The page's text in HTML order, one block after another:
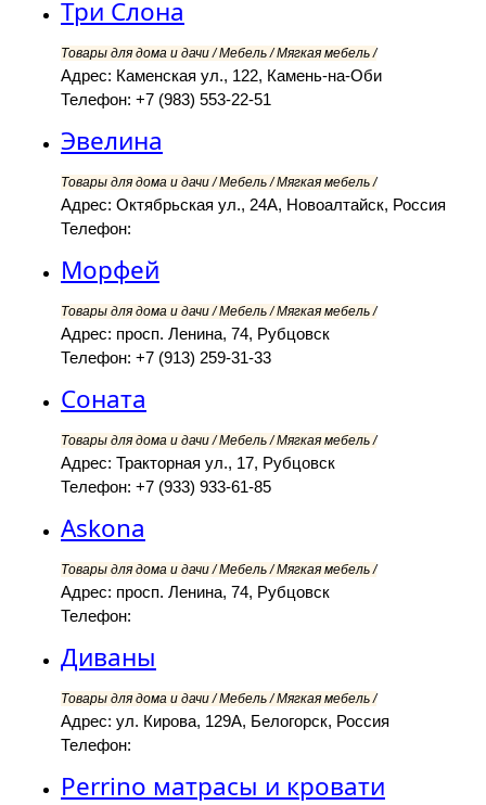
Три Слона
Товары для дома и дачи / Мебель / Мягкая мебель /
Адрес: Каменская ул., 122, Камень-на-Оби
Телефон: +7 (983) 553-22-51
Эвелина
Товары для дома и дачи / Мебель / Мягкая мебель /
Адрес: Октябрьская ул., 24А, Новоалтайск, Россия
Телефон:
Морфей
Товары для дома и дачи / Мебель / Мягкая мебель /
Адрес: просп. Ленина, 74, Рубцовск
Телефон: +7 (913) 259-31-33
Соната
Товары для дома и дачи / Мебель / Мягкая мебель /
Адрес: Тракторная ул., 17, Рубцовск
Телефон: +7 (933) 933-61-85
Askona
Товары для дома и дачи / Мебель / Мягкая мебель /
Адрес: просп. Ленина, 74, Рубцовск
Телефон:
Диваны
Товары для дома и дачи / Мебель / Мягкая мебель /
Адрес: ул. Кирова, 129А, Белогорск, Россия
Телефон:
Perrino матрасы и кровати